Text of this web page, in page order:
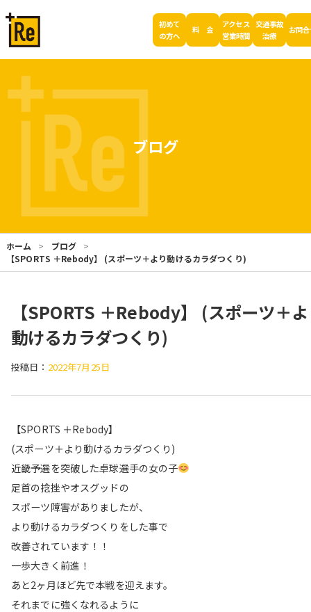
初めて
の方へ
料 金
アクセス
営業時間
交通事故
治療
お問
ブログ
ホーム
ブログ
【SPORTS ＋Rebody】 (スポーツ＋より動けるカラダつくり)
【SPORTS ＋Rebody】 (スポーツ＋
動けるカラダつくり)
投稿日： 2022年7月25日
【SPORTS ＋Rebody】
(スポーツ＋より動けるカラダつくり)
近畿予選を突破した卓球選手の女の子
足首の捻挫やオスグッドの
スポーツ障害がありましたが、
より動けるカラダつくりをした事で
改善されています！！
一歩大きく前進！
あと2ヶ月ほど先で本戦を迎えます。
それまでに強くなれるように